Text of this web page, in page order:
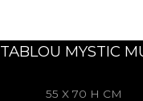
TABLOU MYSTIC
55 X 70 H CM